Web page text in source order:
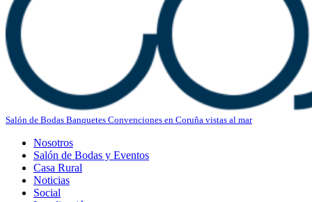
Salón de Bodas Banquetes Convenciones en Coruña vistas al mar
Nosotros
Salón de Bodas y Eventos
Casa Rural
Noticias
Social